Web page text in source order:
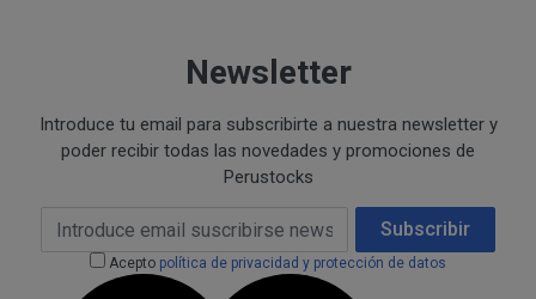
Newsletter
Introduce tu email para subscribirte a nuestra newsletter y
poder recibir todas las novedades y promociones de
Perustocks
Email Address Subscribir
Acepto política de privacidad y protección de datos
A tal efecto, el cliente consiente que dicha factura se
PRODUCTOS